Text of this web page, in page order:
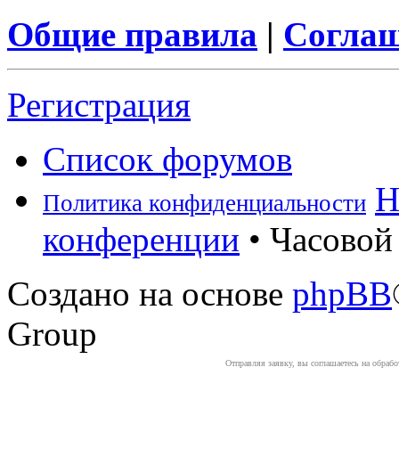
Общие правила |
Регистрация
Список форумов
Политика конфиденциальности
конференции •
Создано на основе phpBB
Group
Отправляя заявку, вы соглашаетесь на